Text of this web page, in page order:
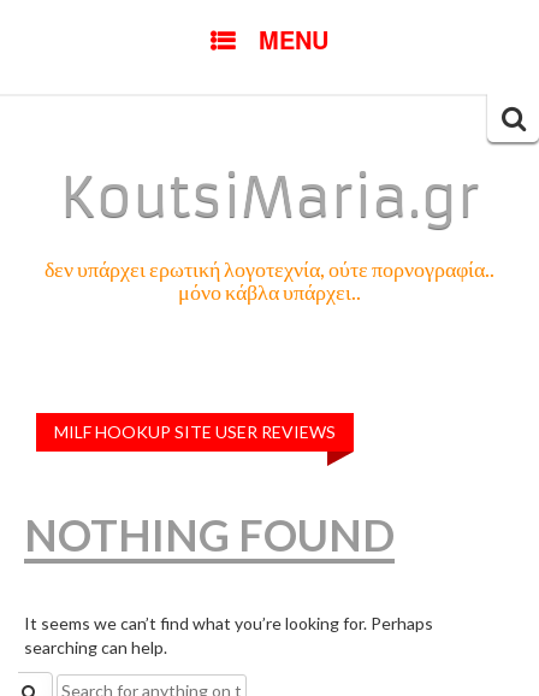
MENU
KoutsiMaria.gr
δεν υπάρχει ερωτική λογοτεχνία, ούτε πορνογραφία..
μόνο κάβλα υπάρχει..
MILF HOOKUP SITE USER REVIEWS
NOTHING FOUND
It seems we can’t find what you’re looking for. Perhaps
searching can help.
Search